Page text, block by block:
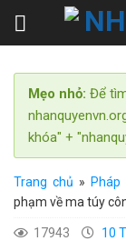
Skip
Mẹo nhỏ: Để
khóa" +
Trang chủ » Pháp
phạm về ma túy
17943
10